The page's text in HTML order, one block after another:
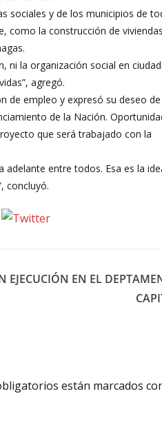
sociales y de los municipios de
como la construcción de viviendas
ni la organización social en
agregó.
de empleo y expresó su deseo de
de la Nación.
que será trabajado con la
adelante entre todos. Esa es la
concluyó.
EJECUCIÓN EN EL
están marcados